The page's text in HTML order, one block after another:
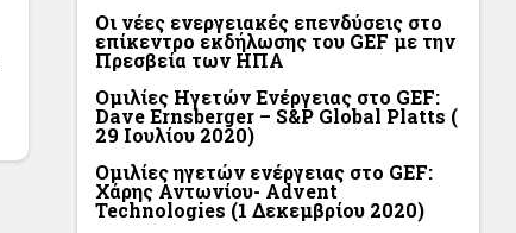
Οι νέες ενεργειακές επενδύσεις στο
επίκεντρο εκδήλωσης του GEF με την
Πρεσβεία των ΗΠΑ
Ομιλίες Ηγετών Ενέργειας στο GEF:
Dave Ernsberger – S&P Global Platts (
29 Ιουλίου 2020)
Ομιλίες ηγετών ενέργειας στο GEF:
Χάρης Αντωνίου- Advent
Technologies (1 Δεκεμβρίου 2020)